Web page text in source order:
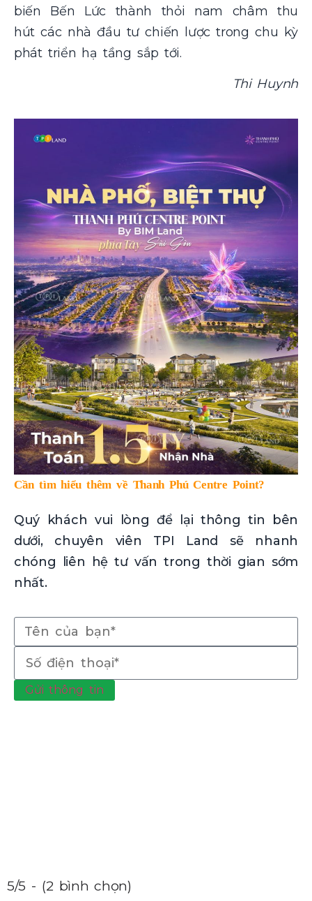
biến Bến Lức thành thỏi nam châm thu
hút các nhà đầu tư chiến lược trong chu kỳ
phát triển hạ tầng sắp tới.
Thi Huynh
Cần tìm hiểu thêm về Thanh Phú Centre Point?
Quý khách vui lòng để lại thông tin bên
dưới, chuyên viên TPI Land sẽ nhanh
chóng liên hệ tư vấn trong thời gian sớm
nhất.
Gửi thông tin
5/5 - (2 bình chọn)